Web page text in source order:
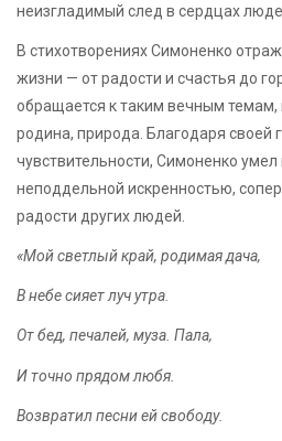
неизгладимый след в сердцах
В стихотворениях Симоненко
жизни — от радости и счастья до
обращается к таким вечным темам,
родина, природа. Благодаря своей
чувствительности, Симоненко
неподдельной искренностью,
радости других людей.
«Мой светлый край, родимая дача,
В небе сияет луч утра.
От бед, печалей, муза. Пала,
И точно прядом любя.
Возвратил песни ей свободу.